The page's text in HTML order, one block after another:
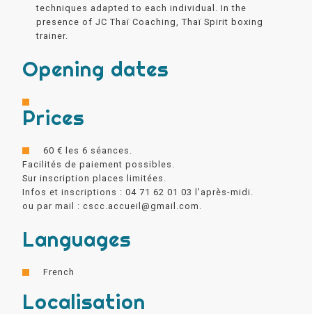
techniques adapted to each individual. In the
presence of JC Thaï Coaching, Thaï Spirit boxing
trainer.
Opening dates
Prices
60 € les 6 séances.
Facilités de paiement possibles.
Sur inscription places limitées.
Infos et inscriptions : 04 71 62 01 03 l’après-midi.
ou par mail : cscc.accueil@gmail.com.
Languages
French
Localisation